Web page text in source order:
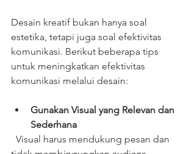
Desain kreatif bukan hanya soal
estetika, tetapi juga soal efektivitas
komunikasi. Berikut beberapa tips
untuk meningkatkan efektivitas
komunikasi melalui desain:
Gunakan Visual yang Relevan dan
Sederhana